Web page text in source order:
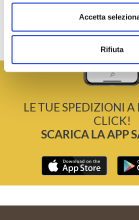
Accetta
Rifiuta
LE TUE SPEDIZIONI A
CLICK!
SCARICA LA APP